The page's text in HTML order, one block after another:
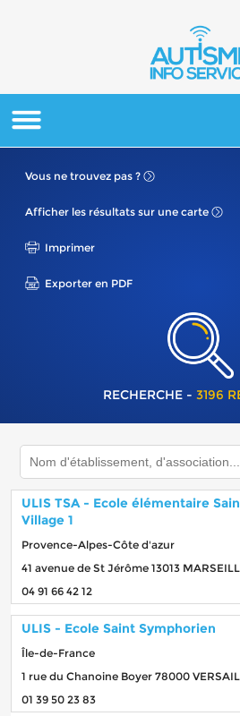
Vous ne trouvez pas ?
Afficher les résultats sur une carte
Imprimer
Exporter en PDF
RECHERCHE - 3196
ULIS TSA - Ecole élémentaire
Village 1
Provence-Alpes-Côte d'azur
41 avenue de St Jérôme 13013
04 91 66 42 12
ULIS - Ecole Saint Symphorien
Île-de-France
1 rue du Chanoine Boyer 78000
01 39 50 23 83